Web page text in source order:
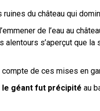
du château qui
de l’eau au
alentours s’aperçut que
de ces mises en
le géant fut précipité au